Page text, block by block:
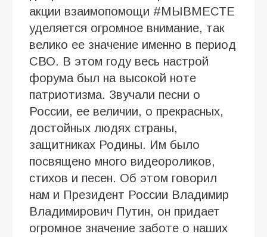
акции взаимопомощи #МЫВМЕСТЕ
уделяется огромное внимание, так
велико ее значение именно в период
СВО. В этом году весь настрой
форума был на высокой ноте
патриотизма. Звучали песни о
России, ее величии, о прекрасных,
достойных людях страны,
защитниках Родины. Им было
посвящено много видеороликов,
стихов и песен. Об этом говорил
нам и Президент России Владимир
Владимирович Путин, он придает
огромное значение заботе о наших